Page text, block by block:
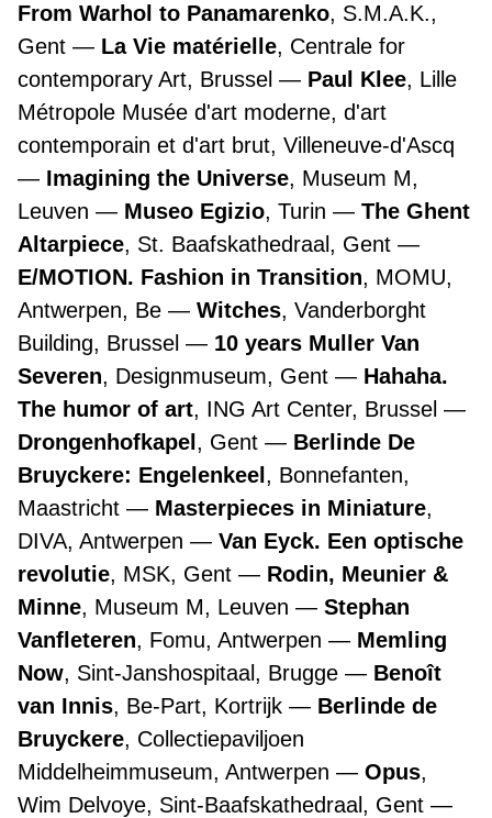
From Warhol to Panamarenko, S.M.A.K.,
Gent
La Vie matérielle, Centrale for
contemporary Art, Brussel
Paul Klee, Lille
Métropole Musée d'art moderne, d'art
contemporain et d'art brut, Villeneuve-d'Ascq
Imagining the Universe, Museum M,
Leuven
Museo Egizio, Turin
The Ghent
Altarpiece, St. Baafskathedraal, Gent
E/MOTION. Fashion in Transition, MOMU,
Antwerpen, Be
Witches, Vanderborght
Building, Brussel
10 years Muller Van
Severen, Designmuseum, Gent
Hahaha.
The humor of art, ING Art Center, Brussel
Drongenhofkapel , Gent
Berlinde De
Bruyckere: Engelenkeel , Bonnefanten,
Maastricht
Masterpieces in Miniature,
DIVA, Antwerpen
Van Eyck. Een optische
revolutie, MSK, Gent
Rodin, Meunier &
Minne, Museum M, Leuven
Stephan
Vanfleteren, Fomu, Antwerpen
Memling
Now, Sint-Janshospitaal, Brugge
Benoît
van Innis, Be-Part, Kortrijk
Berlinde de
Bruyckere, Collectiepaviljoen
Middelheimmuseum, Antwerpen
Opus,
Wim Delvoye, Sint-Baafskathedraal, Gent